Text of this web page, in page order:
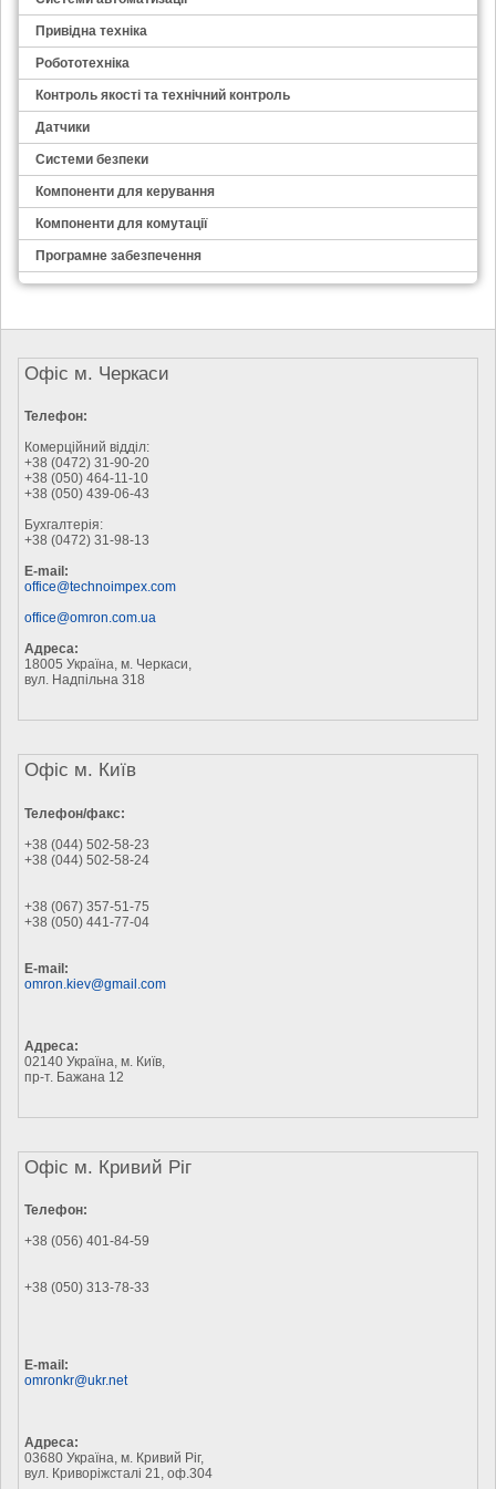
Привідна техніка
Робототехніка
Контроль якості та технічний контроль
Датчики
Системи безпеки
Компоненти для керування
Компоненти для комутації
Програмне забезпечення
Офіс м. Черкаси
Телефон:
Комерційний відділ:
+38 (0472) 31-90-20
+38 (050) 464-11-10
+38 (050) 439-06-43
Бухгалтерія:
+38 (0472) 31-98-13
E-mail:
office@technoimpex.com
office@omron.com.ua
Адреса:
18005 Україна, м. Черкаси,
вул. Надпільна 318
Офіс м. Київ
Телефон/факс:
+38 (044) 502-58-23
+38 (044) 502-58-24
+38 (067) 357-51-75
+38 (050) 441-77-04
E-mail:
omron.kiev@gmail.com
Адреса:
02140 Україна, м. Київ,
пр-т. Бажана 12
Офіс м. Кривий Ріг
Телефон:
+38 (056) 401-84-59
+38 (050) 313-78-33
E-mail:
omronkr@ukr.net
Адреса:
03680 Україна, м. Кривий Ріг,
вул. Криворіжсталі 21, оф.304